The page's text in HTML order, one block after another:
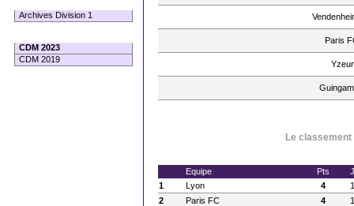
Archives Division 1
CDM 2023
CDM 2019
Paris
Le classement
Equipe Pts
J
1
Lyon 4
1
2
Paris FC 4
1